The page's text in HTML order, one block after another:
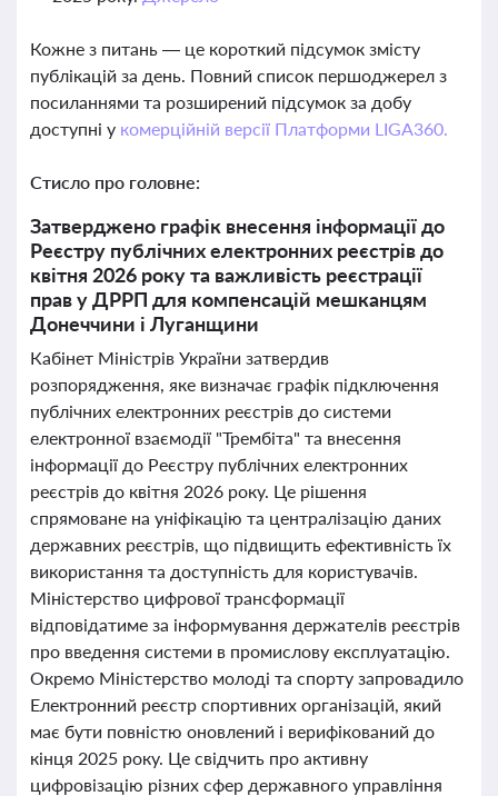
Кожне з питань — це короткий підсумок змісту
публікацій за день. Повний список першоджерел з
посиланнями та розширений підсумок за добу
доступні у комерційній версії Платформи LIGA360.
Стисло про головне:
Затверджено графік внесення інформації до
Реєстру публічних електронних реєстрів до
квітня 2026 року та важливість реєстрації
прав у ДРРП для компенсацій мешканцям
Донеччини і Луганщини
Кабінет Міністрів України затвердив
розпорядження, яке визначає графік підключення
публічних електронних реєстрів до системи
електронної взаємодії "Трембіта" та внесення
інформації до Реєстру публічних електронних
реєстрів до квітня 2026 року. Це рішення
спрямоване на уніфікацію та централізацію даних
державних реєстрів, що підвищить ефективність їх
використання та доступність для користувачів.
Міністерство цифрової трансформації
відповідатиме за інформування держателів реєстрів
про введення системи в промислову експлуатацію.
Окремо Міністерство молоді та спорту запровадило
Електронний реєстр спортивних організацій, який
має бути повністю оновлений і верифікований до
кінця 2025 року. Це свідчить про активну
цифровізацію різних сфер державного управління